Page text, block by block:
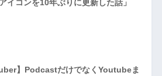
イコンを10年ぶりに更新した話」
】PodcastだけでなくYoutubeま